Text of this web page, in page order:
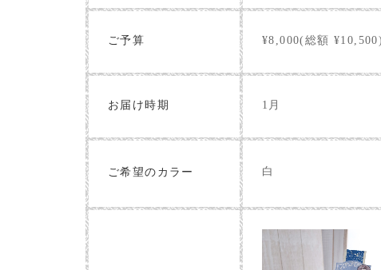
ご予算 ¥8,000(総額 ¥10,500)
お届け時期 1月
ご希望のカラー 白